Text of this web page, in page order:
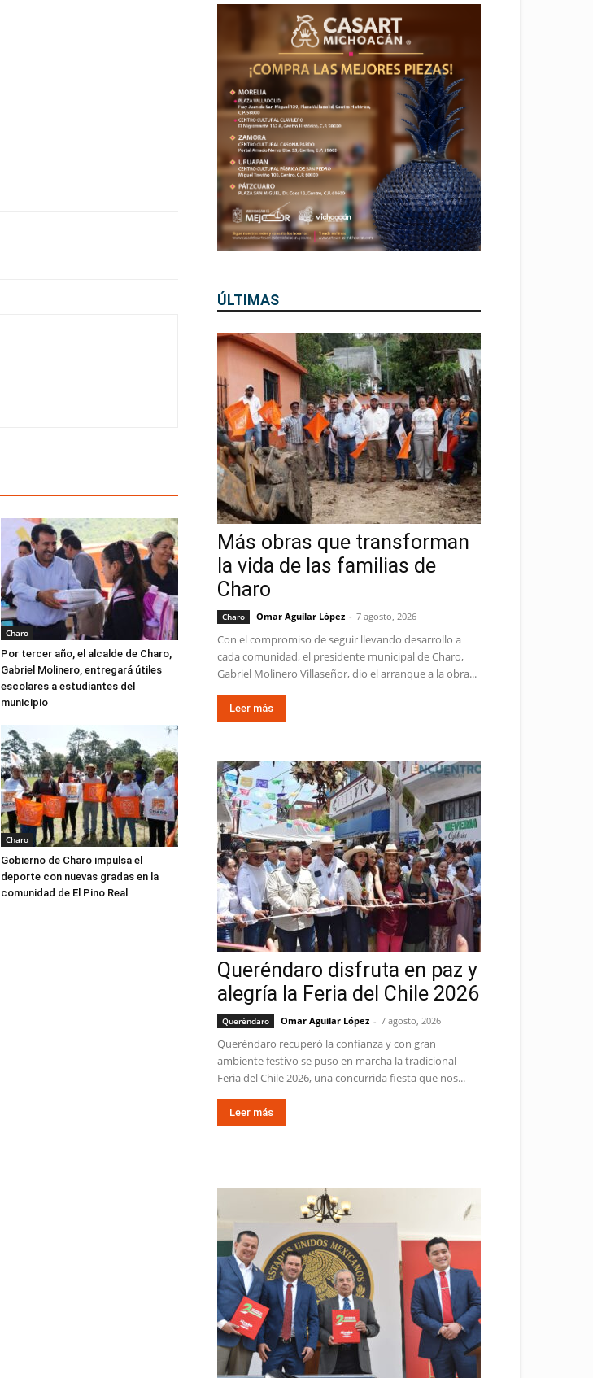
Charo
Por tercer año, el alcalde de Charo,
Gabriel Molinero, entregará útiles
escolares a estudiantes del
municipio
Charo
Gobierno de Charo impulsa el
deporte con nuevas gradas en la
comunidad de El Pino Real
ÚLTIMAS
Más obras que transforman
la vida de las familias de
Charo
Charo Omar Aguilar López - 7 agosto, 2026
Con el compromiso de seguir llevando desarrollo a
cada comunidad, el presidente municipal de Charo,
Gabriel Molinero Villaseñor, dio el arranque a la obra...
Leer más
Queréndaro disfruta en paz y
alegría la Feria del Chile 2026
Queréndaro Omar Aguilar López - 7 agosto, 2026
Queréndaro recuperó la confianza y con gran
ambiente festivo se puso en marcha la tradicional
Feria del Chile 2026, una concurrida fiesta que nos...
Leer más